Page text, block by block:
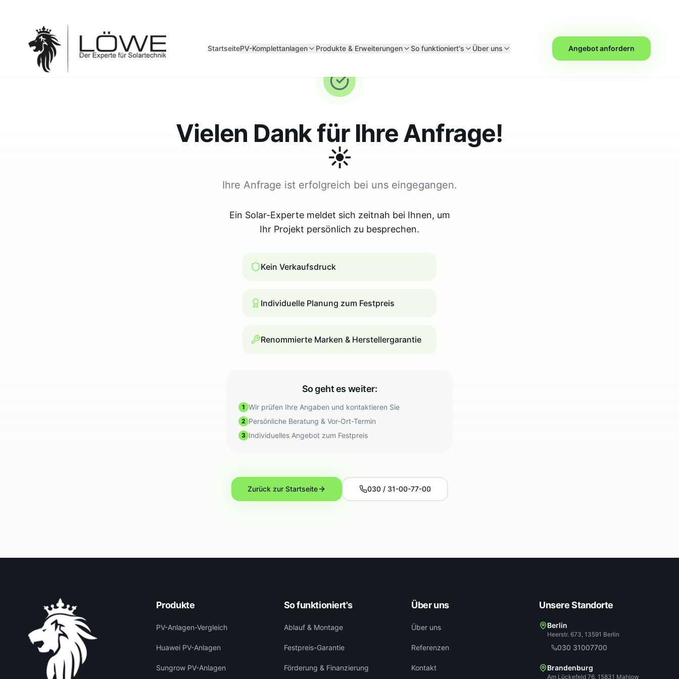
StartseitePV-Komplettanlagen Produkte & Erweiterungen So funktioniert's Über uns Angebot anfordern
Vielen Dank für Ihre Anfrage!
☀️
Ihre Anfrage ist erfolgreich bei uns eingegangen.
Ein Solar-Experte meldet sich zeitnah bei Ihnen, um
Ihr Projekt persönlich zu besprechen.
Kein Verkaufsdruck
Individuelle Planung zum Festpreis
Renommierte Marken & Herstellergarantie
So geht es weiter:
1 Wir prüfen Ihre Angaben und kontaktieren Sie
2 Persönliche Beratung & Vor-Ort-Termin
3 Individuelles Angebot zum Festpreis
Zurück zur Startseite 030 / 31-00-77-00
Produkte
PV-Anlagen-Vergleich
Huawei PV-Anlagen
Sungrow PV-Anlagen
So funktioniert's
Ablauf & Montage
Festpreis-Garantie
Förderung & Finanzierung
Über uns
Über uns
Referenzen
Kontakt
Unsere Standorte
Berlin
Heerstr. 673, 13591 Berlin
030 31007700
Brandenburg
Am Lückefeld 76, 15831 Mahlow